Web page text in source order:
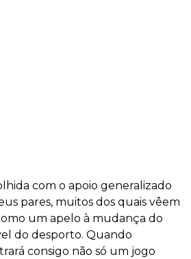
com o apoio generalizado
pares, muitos dos quais vêem
um apelo à mudança do
do desporto. Quando
consigo não só um jogo